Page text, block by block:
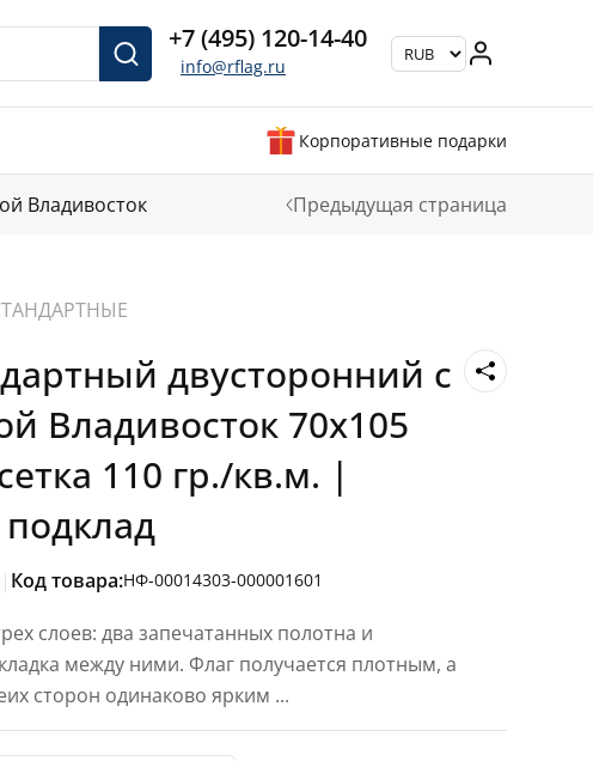
+7 (495) 120-14-40
info@rflag.ru
Корпоративные подарки
Владивосток Предыдущая страница
двусторонний с
Владивосток 70х105
110 гр./кв.м. |
| Код товара:НФ-00014303-000001601
слоев: два запечатанных полотна и
между ними. Флаг получается плотным, а
сторон одинаково ярким ...